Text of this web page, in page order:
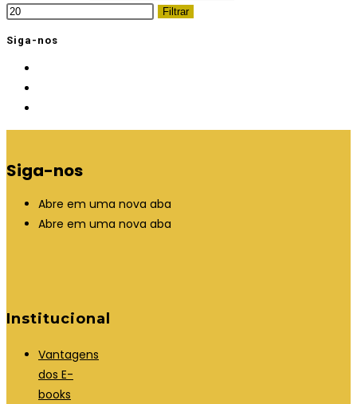
Filtrar
Siga-nos
Siga-nos
Abre em uma nova aba
Abre em uma nova aba
Institucional
Vantagens
dos E-
books